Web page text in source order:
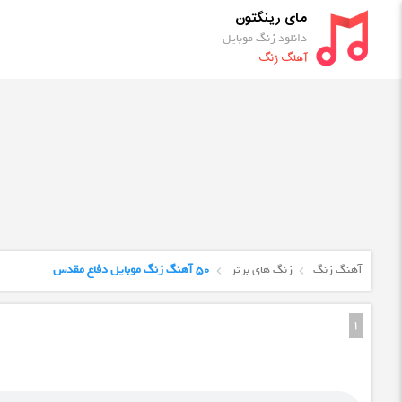
مای رینگتون
دانلود زنگ موبایل
آهنگ زنگ
آهنگ زنگ زنگ های برتر 50 آهنگ زنگ موبایل دفاع مقدس
1